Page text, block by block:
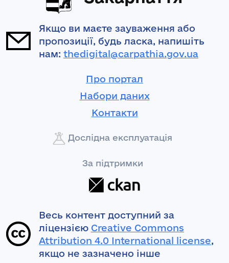
Якщо ви маєте зауваження або
пропозиції, будь ласка, напишіть
нам: thedigital@carpathia.gov.ua
Про портал
Набори даних
Контакти
Дослідна експлуатація
За підтримки
Весь контент доступний за
ліцензією Creative Commons
Attribution 4.0 International license,
якщо не зазначено інше